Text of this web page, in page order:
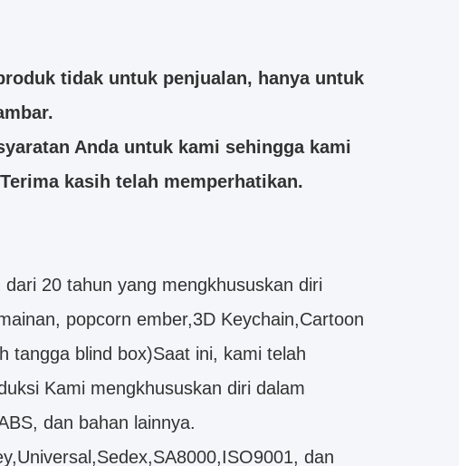
tidak untuk penjualan, hanya untuk
Anda untuk kami sehingga kami
kasih telah memperhatikan.
20 tahun yang mengkhususkan diri
popcorn ember,3D Keychain,Cartoon
tangga blind box)Saat ini, kami telah
Kami mengkhususkan diri dalam
dan bahan lainnya.
dan